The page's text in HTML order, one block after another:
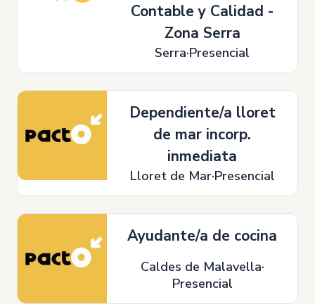
Contable y Calidad -
Zona Serra
Serra Presencial
Dependiente/a lloret
de mar incorp.
inmediata
Lloret de Mar Presencial
Ayudante/a de cocina
Caldes de Malavella
Presencial